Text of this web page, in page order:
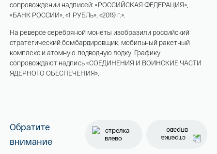
сопровождении надписей: «РОССИЙСКАЯ ФЕДЕРАЦИЯ»,
«БАНК РОССИИ», «1 РУБЛь», «2019 г.».
На реверсе серебряной монеты изобразили российский
стратегический бомбардировщик, мобильный ракетный
комплекс и атомную подводную лодку. Графику
сопровождают надпись «СОЕДИНЕНИЯ И ВОИНСКИЕ ЧАСТИ
ЯДЕРНОГО ОБЕСПЕЧЕНИЯ».
Обратите
внимание
Российская инвестиционная монета
Георгий Победоносец золото 100 рублей
15,5 гр 2021
142 000 ₽
Телефон*